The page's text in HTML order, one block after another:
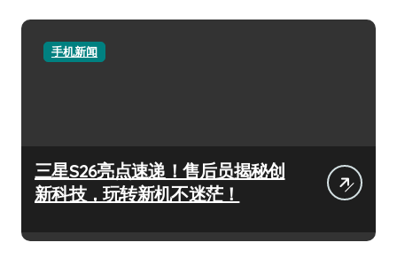
手机新闻
三星S26亮点速递！售后员揭秘创
新科技，玩转新机不迷茫！